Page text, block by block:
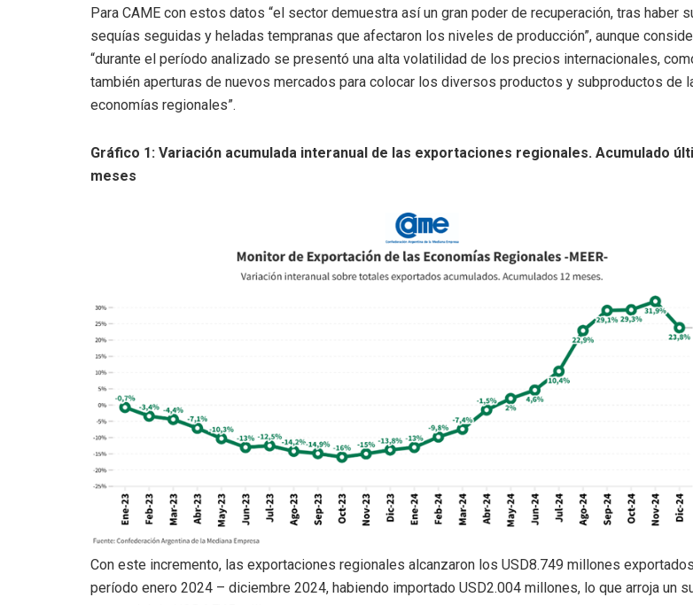
Para CAME con estos datos “el sector demuestra así un gran poder de recuperación, tras haber
sequías seguidas y heladas tempranas que afectaron los niveles de producción”, aunque
“durante el período analizado se presentó una alta volatilidad de los precios internacionales,
también aperturas de nuevos mercados para colocar los diversos productos y subproductos de
economías regionales”.
Gráfico 1: Variación acumulada interanual de las exportaciones regionales. Acumulado
meses
Con este incremento, las exportaciones regionales alcanzaron los USD8.749 millones
período enero 2024 – diciembre 2024, habiendo importado USD2.004 millones, lo que arroja un